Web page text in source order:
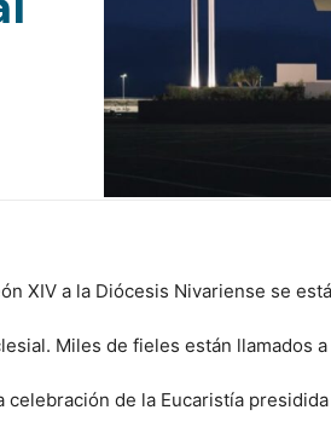
XIV a la Diócesis Nivariense se
Miles de fieles están llamados
celebración de la Eucaristía